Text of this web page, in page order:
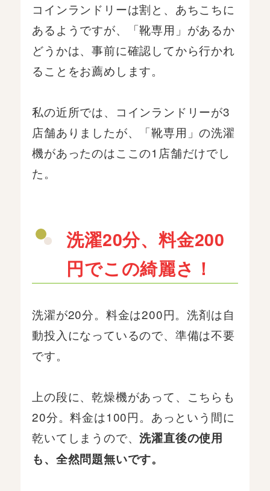
コインランドリーは割と、あちこちに
あるようですが、「靴専用」があるか
どうかは、事前に確認してから行かれ
ることをお薦めします。
私の近所では、コインランドリーが3
店舗ありましたが、「靴専用」の洗濯
機があったのはここの1店舗だけでし
た。
洗濯20分、料金200
円でこの綺麗さ！
洗濯が20分。料金は200円。洗剤は自
動投入になっているので、準備は不要
です。
上の段に、乾燥機があって、こちらも
20分。料金は100円。あっという間に
乾いてしまうので、洗濯直後の使用
も、全然問題無いです。